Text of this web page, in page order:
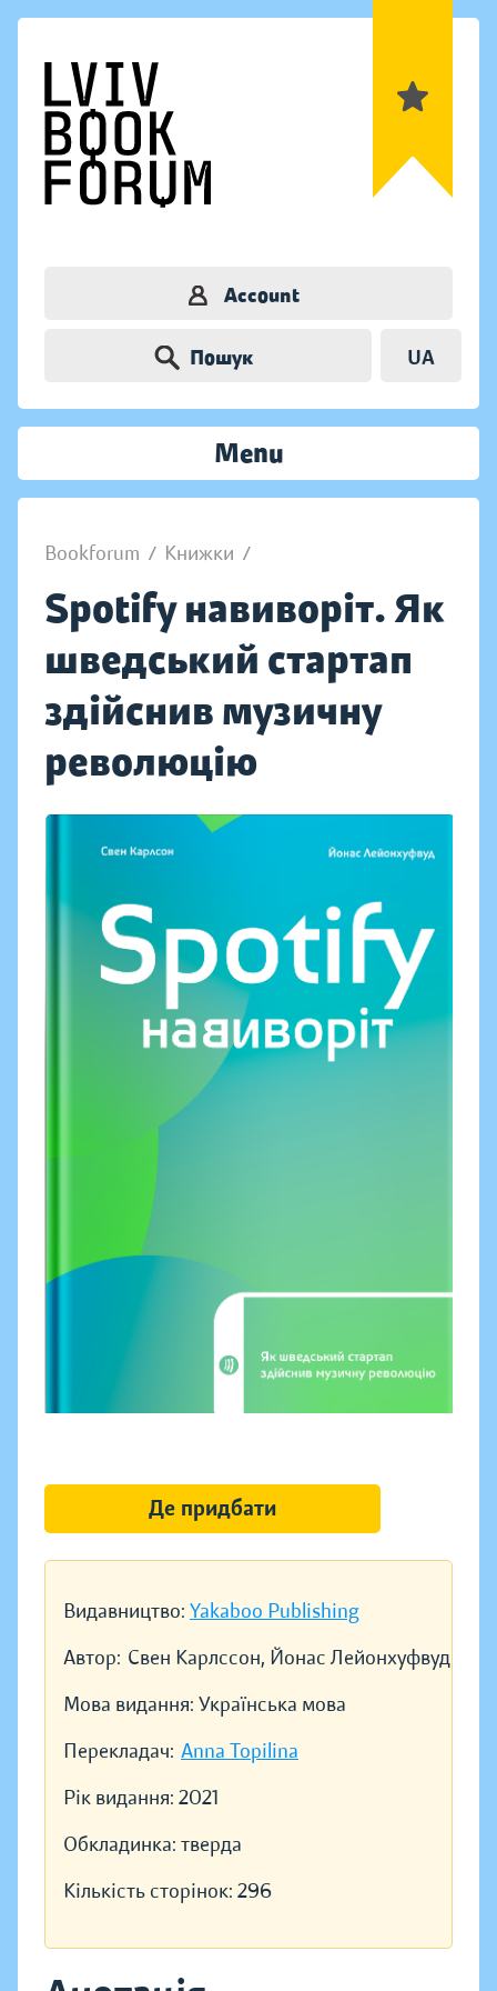
Account
Пошук UA
Menu
Bookforum / Книжки /
Spotify навиворіт. Як
шведський стартап
здійснив музичну
революцію
Видавництво: Yakaboo Publishing
Автор: Свен Карлссон, Йонас Лейонхуфвуд
Мова видання: Українська мова
Перекладач: Anna Topilina
Рік видання: 2021
Обкладинка: тверда
Кількість сторінок: 296
Де придбати